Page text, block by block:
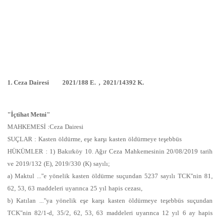
1. Ceza Dairesi 2021/188 E. , 2021/14392 K.
"İçtihat Metni"
MAHKEMESİ :Ceza Dairesi
SUÇLAR : Kasten öldürme, eşe karşı kasten öldürmeye teşebbüs
HÜKÜMLER : 1) Bakırköy 10. Ağır Ceza Mahkemesinin 20/08/2019 tarih
ve 2019/132 (E), 2019/330 (K) sayılı;
a) Maktul ..."e yönelik kasten öldürme suçundan 5237 sayılı TCK"nin 81,
62, 53, 63 maddeleri uyarınca 25 yıl hapis cezası,
b) Katılan ..."ya yönelik eşe karşı kasten öldürmeye teşebbüs suçundan
TCK"nin 82/1-d, 35/2, 62, 53, 63 maddeleri uyarınca 12 yıl 6 ay hapis